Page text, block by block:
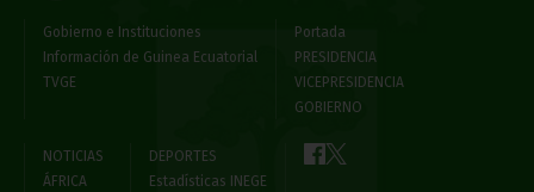
Gobierno e Instituciones
Información de Guinea Ecuatorial
TVGE
Portada
PRESIDENCIA
VICEPRESIDENCIA
GOBIERNO
NOTICIAS
ÁFRICA
DEPORTES
Estadísticas INEGE